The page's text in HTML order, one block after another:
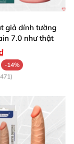
giả dính tường
7.0 như thật
-14%